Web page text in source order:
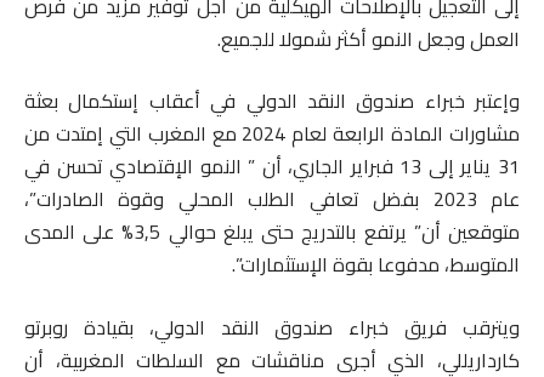
العمل وجعل النمو أكثر شمولا للجميع.
وإعتبر خبراء صندوق النقد الدولي في أعقاب إستكمال بعثة
مشاورات المادة الرابعة لعام 2024 مع المغرب التي إمتدت من
31 يناير إلى 13 فبراير الجاري، أن ” النمو الإقتصادي تحسن في
عام 2023 بفضل تعافي الطلب المحلي وقوة الصادرات”،
متوقعين أن” يرتفع بالتدريج حتى يبلغ حوالي 3,5% على المدى
المتوسط، مدفوعا بقوة الإستثمارات”.
ويترقب فريق خبراء صندوق النقد الدولي، بقيادة روبرتو
كارداريللي، الذي أجرى مناقشات مع السلطات المغربية، أن